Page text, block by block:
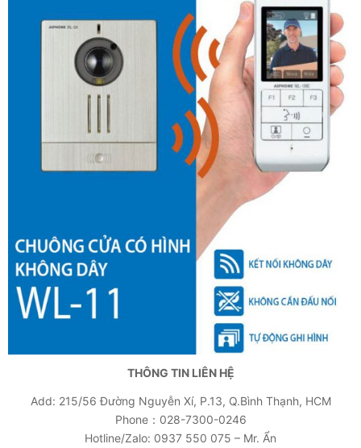
THÔNG TIN LIÊN HỆ
Add: 215/56 Đường Nguyễn Xí, P.13, Q.Bình Thạnh, HCM
Phone：028-7300-0246
Hotline/Zalo: 0937 550 075 – Mr. Ẩn